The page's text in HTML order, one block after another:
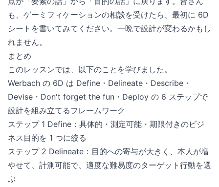
も、ゲーミフィケーションの相談を受けたら、最初に 6D
シートを書いてみてください。一晩で設計が変わるかもし
れません。
まとめ
このレッスンでは、以下のことを学びました。
Werbach の 6D は Define・Delineate・Describe・
Devise・Don't forget the fun・Deploy の 6 ステップで
設計を組み立てるフレームワーク
ステップ 1 Define：具体的・測定可能・期限付きのビジ
ネス目的を 1 つに絞る
ステップ 2 Delineate：目的への寄与が大きく、本人が増
やせて、計測可能で、適度な難易度のターゲット行動を選
ぶ